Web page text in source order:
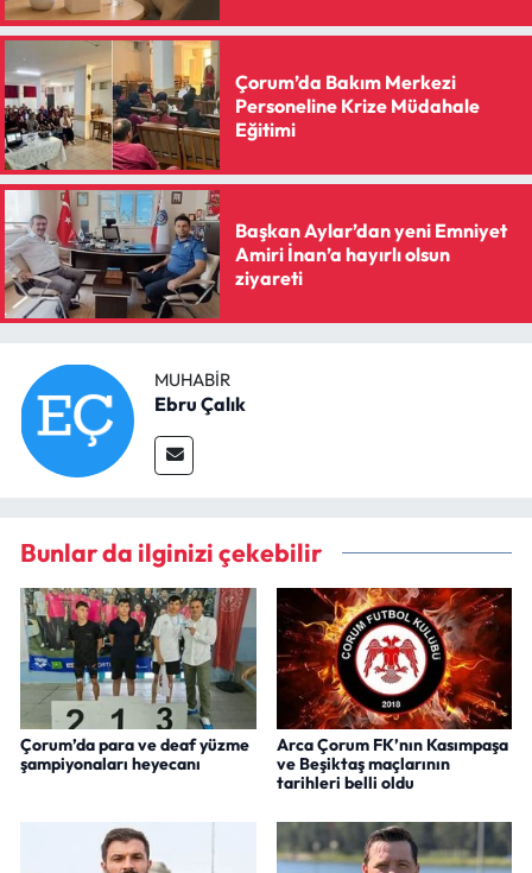
Çorum’da Bakım Merkezi
Personeline Krize Müdahale
Eğitimi
Başkan Aylar’dan yeni Emniyet
Amiri İnan’a hayırlı olsun
ziyareti
MUHABIR
Ebru Çalık
Bunlar da ilginizi çekebilir
Çorum’da para ve deaf yüzme
şampiyonaları heyecanı
Arca Çorum FK’nın Kasımpaşa
ve Beşiktaş maçlarının
tarihleri belli oldu